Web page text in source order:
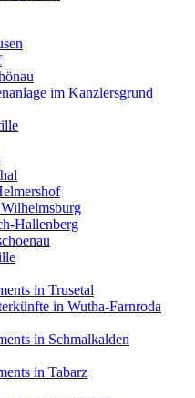
im Kanzlersgrund
Hallenberg
in Trusetal
in Wutha-Farnroda
in Schmalkalden
in Tabarz